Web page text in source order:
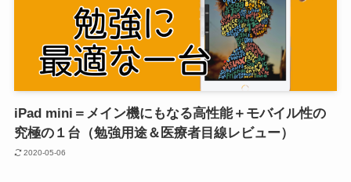
iPad mini＝メイン機にもなる高性能＋モバイル性の
究極の１台（勉強用途＆医療者目線レビュー）
2020-05-06